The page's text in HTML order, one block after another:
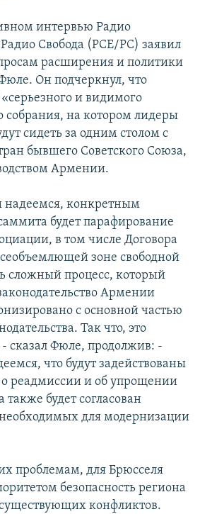
интервью Радио
Свобода (РСЕ/РС) заявил
расширения и политики
Он подчеркнул, что
и видимого
собрания, на котором лидеры
сидеть за одним столом с
бывшего Советского Союза,
Армении.
конкретным
будет парафирование
в том числе Договора
зоне свободной
сложный процесс, который
Армении
с основной частью
Так что, это
сказал Фюле, продолжив: -
что будут задействованы
реадмиссии и об упрощении
будет согласован
для модернизации
проблемам, для Брюсселя
безопасность региона
конфликтов.